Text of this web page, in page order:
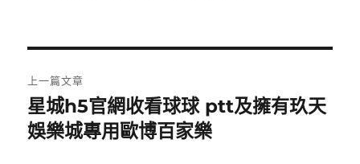
章
導
上一篇文章
上
一
星城h5官網收看球球 ptt及擁有玖天
娛樂城專用歐博百家樂